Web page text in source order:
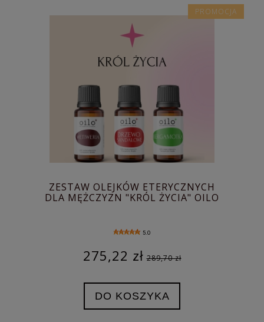
ZESTAW OLEJKÓW ETERYCZNYCH
DLA MĘŻCZYZN "KRÓL ŻYCIA" OILO
5.0
275,22 zł 289,70 zł
DO KOSZYKA
PROMOCJA